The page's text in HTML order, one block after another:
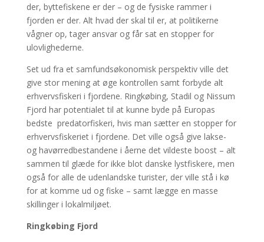
der, byttefiskene er der – og de fysiske rammer i
fjorden er der. Alt hvad der skal til er, at politikerne
vågner op, tager ansvar og får sat en stopper for
ulovlighederne.
Set ud fra et samfundsøkonomisk perspektiv ville det
give stor mening at øge kontrollen samt forbyde alt
erhvervsfiskeri i fjordene. Ringkøbing, Stadil og Nissum
Fjord har potentialet til at kunne byde på Europas
bedste predatorfiskeri, hvis man sætter en stopper for
erhvervsfiskeriet i fjordene. Det ville også give lakse-
og havørredbestandene i åerne det vildeste boost – alt
sammen til glæde for ikke blot danske lystfiskere, men
også for alle de udenlandske turister, der ville stå i kø
for at komme ud og fiske – samt lægge en masse
skillinger i lokalmiljøet.
Ringkøbing Fjord